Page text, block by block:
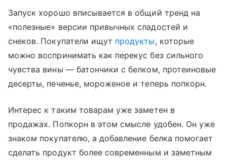
Запуск хорошо вписывается в общий тренд на
«полезные» версии привычных сладостей и
снеков. Покупатели ищут продукты, которые
можно воспринимать как перекус без сильного
чувства вины — батончики с белком, протеиновые
десерты, печенье, мороженое и теперь попкорн.
Интерес к таким товарам уже заметен в
продажах. Попкорн в этом смысле удобен. Он уже
знаком покупателю, а добавление белка помогает
сделать продукт более современным и заметным